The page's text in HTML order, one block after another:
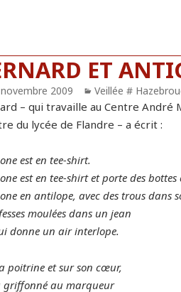
ET
2009 Catégories
Veillée #
– qui travaille au Centre André
du lycée de Flandre – a écrit :
est en tee-shirt.
est en tee-shirt et porte des bottes
en antilope, avec des trous dans
moulées dans un jean
donne un air interlope.
poitrine et sur son cœur,
griffonné au marqueur